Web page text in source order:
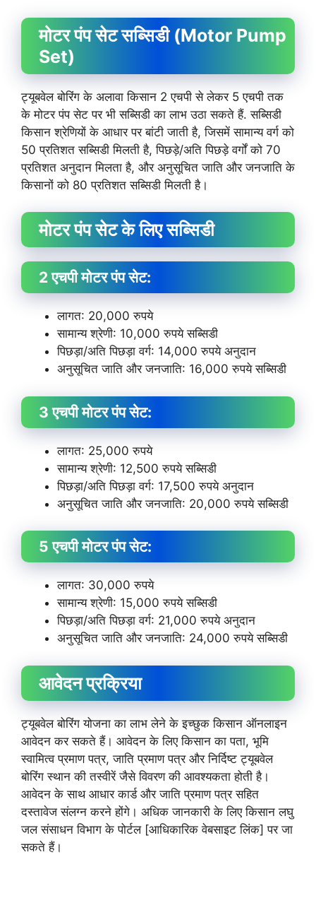
मोटर पंप सेट सब्सिडी (Motor Pump
Set)
ट्यूबवेल बोरिंग के अलावा किसान 2 एचपी से लेकर 5 एचपी तक
के मोटर पंप सेट पर भी सब्सिडी का लाभ उठा सकते हैं. सब्सिडी
किसान श्रेणियों के आधार पर बांटी जाती है, जिसमें सामान्य वर्ग को
50 प्रतिशत सब्सिडी मिलती है, पिछड़े/अति पिछड़े वर्गों को 70
प्रतिशत अनुदान मिलता है, और अनुसूचित जाति और जनजाति के
किसानों को 80 प्रतिशत सब्सिडी मिलती है।
मोटर पंप सेट के लिए सब्सिडी
2 एचपी मोटर पंप सेट:
लागत: 20,000 रुपये
सामान्य श्रेणी: 10,000 रुपये सब्सिडी
पिछड़ा/अति पिछड़ा वर्ग: 14,000 रुपये अनुदान
अनुसूचित जाति और जनजाति: 16,000 रुपये सब्सिडी
3 एचपी मोटर पंप सेट:
लागत: 25,000 रुपये
सामान्य श्रेणी: 12,500 रुपये सब्सिडी
पिछड़ा/अति पिछड़ा वर्ग: 17,500 रुपये अनुदान
अनुसूचित जाति और जनजाति: 20,000 रुपये सब्सिडी
5 एचपी मोटर पंप सेट:
लागत: 30,000 रुपये
सामान्य श्रेणी: 15,000 रुपये सब्सिडी
पिछड़ा/अति पिछड़ा वर्ग: 21,000 रुपये अनुदान
अनुसूचित जाति और जनजाति: 24,000 रुपये सब्सिडी
आवेदन प्रक्रिया
ट्यूबवेल बोरिंग योजना का लाभ लेने के इच्छुक किसान ऑनलाइन
आवेदन कर सकते हैं। आवेदन के लिए किसान का पता, भूमि
स्वामित्व प्रमाण पत्र, जाति प्रमाण पत्र और निर्दिष्ट ट्यूबवेल
बोरिंग स्थान की तस्वीरें जैसे विवरण की आवश्यकता होती है।
आवेदन के साथ आधार कार्ड और जाति प्रमाण पत्र सहित
दस्तावेज संलग्न करने होंगे। अधिक जानकारी के लिए किसान लघु
जल संसाधन विभाग के पोर्टल [आधिकारिक वेबसाइट लिंक] पर जा
सकते हैं।